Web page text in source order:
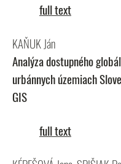
full text
KAŇUK Ján
Analýza dostupného
urbánnych územiach
GIS
full text